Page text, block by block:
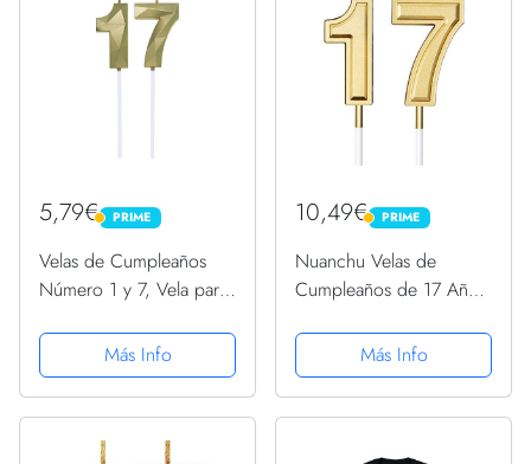
5,79€ PRIME
PRIME
Velas de Cumpleaños
Número 1 y 7, Vela para
Decoracion Tartas
Cumpleaños Toppers de
Pastel Decorativo, para
Más Info
10,49€ PRIME
PRIME
Nuanchu Velas de
Cumpleaños de 17 Años
de Tarta de Cumpleaños
Adornos Toppers para
Boda Aniversario
Más Info